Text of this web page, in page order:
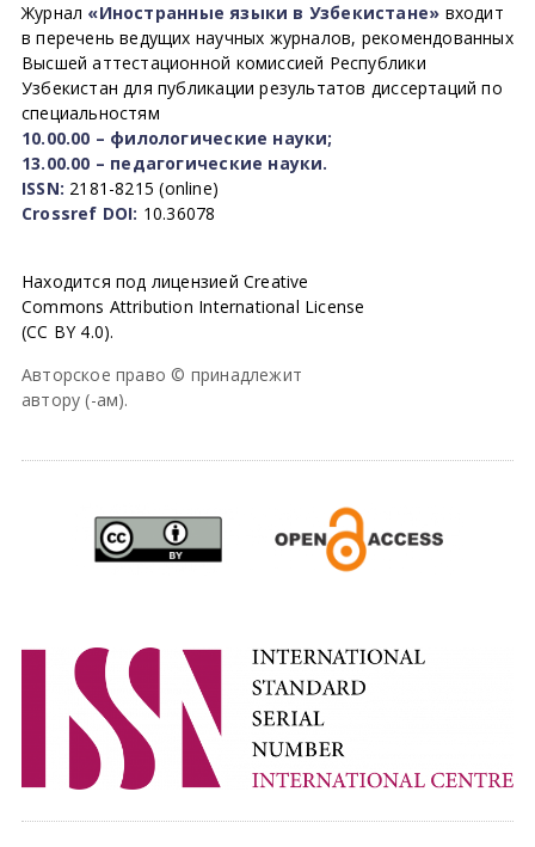
Журнал «Иностранные языки в Узбекистане» входит
в перечень ведущих научных журналов, рекомендованных
Высшей аттестационной комиссией Республики
Узбекистан для публикации результатов диссертаций по
специальностям
10.00.00 – филологические науки;
13.00.00 – педагогические науки.
ISSN: 2181-8215 (online)
Crossref DOI: 10.36078
Находится под лицензией Creative
Commons Attribution International License
(CC BY 4.0).
Авторское право © принадлежит
автору (-ам).